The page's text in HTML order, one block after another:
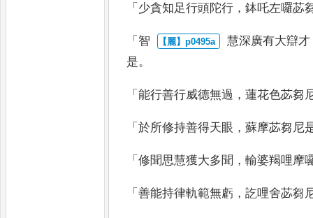
「 少貪知足行頭陀行 ，鉢吒左囉苾
「 智 慧深廣有大辯才
是。
「能行善行威德無過 ，蓮花色苾芻
「於所修持善得天眼 ，蘇摩苾芻尼
「修聞思慧獲大多聞 ，輸婆羯哩摩
「善能持律軌範無虧 ，訖哩舍苾芻